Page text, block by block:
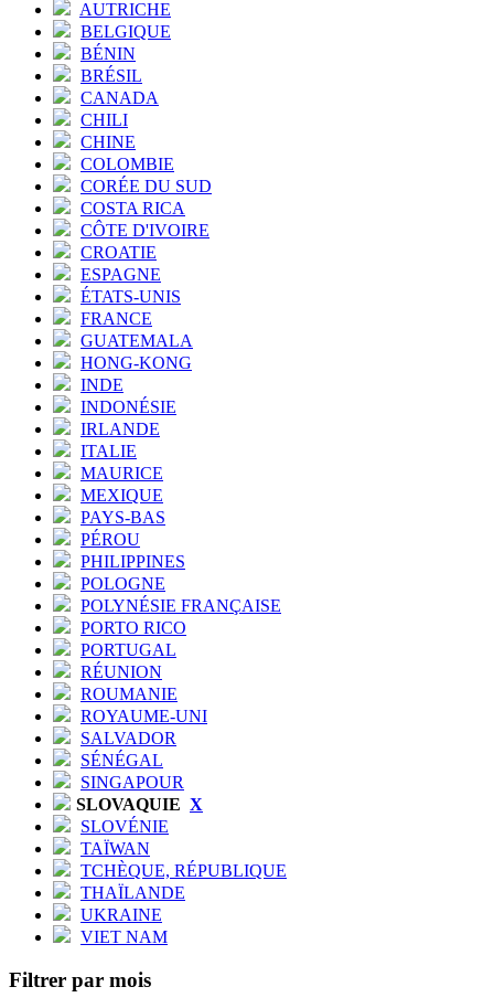
AUTRICHE
BELGIQUE
BÉNIN
BRÉSIL
CANADA
CHILI
CHINE
COLOMBIE
CORÉE DU SUD
COSTA RICA
CÔTE D'IVOIRE
CROATIE
ESPAGNE
ÉTATS-UNIS
FRANCE
GUATEMALA
HONG-KONG
INDE
INDONÉSIE
IRLANDE
ITALIE
MAURICE
MEXIQUE
PAYS-BAS
PÉROU
PHILIPPINES
POLOGNE
POLYNÉSIE FRANÇAISE
PORTO RICO
PORTUGAL
RÉUNION
ROUMANIE
ROYAUME-UNI
SALVADOR
SÉNÉGAL
SINGAPOUR
SLOVAQUIE X
SLOVÉNIE
TAÏWAN
TCHÈQUE, RÉPUBLIQUE
THAÏLANDE
UKRAINE
VIET NAM
Filtrer par mois